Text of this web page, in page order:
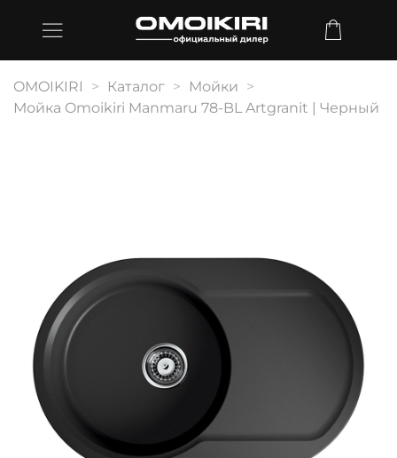
OMOIKIRI Каталог
Мойки
Мойка Omoikiri Manmaru 78-BL Artgranit | Черный